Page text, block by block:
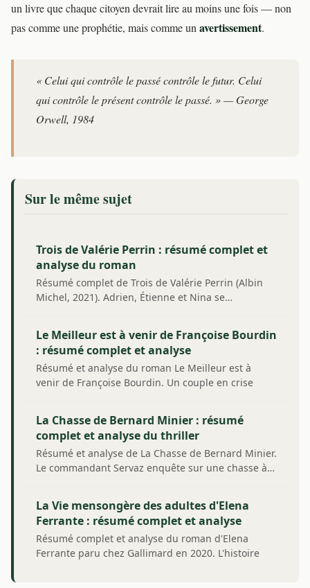
un livre que chaque citoyen devrait lire au moins une fois — non
pas comme une prophétie, mais comme unavertissement.
« Celui qui contrôle le passé contrôle le futur. Celui
qui contrôle le présent contrôle le passé. » — George
Orwell, 1984
Sur le même sujet
Trois de Valérie Perrin : résumé complet et
analyse du roman
Résumé complet de Trois de Valérie Perrin (Albin
Michel, 2021). Adrien, Étienne et Nina se…
Le Meilleur est à venir de Françoise Bourdin
: résumé complet et analyse
Résumé et analyse du roman Le Meilleur est à
venir de Françoise Bourdin. Un couple en crise
La Chasse de Bernard Minier : résumé
complet et analyse du thriller
Résumé et analyse de La Chasse de Bernard Minier.
Le commandant Servaz enquête sur une chasse à…
La Vie mensongère des adultes d'Elena
Ferrante : résumé complet et analyse
Résumé complet et analyse du roman d'Elena
Ferrante paru chez Gallimard en 2020. L'histoire